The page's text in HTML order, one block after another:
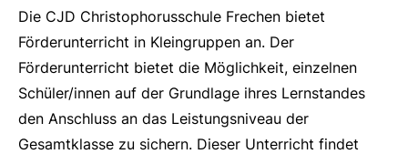
Die CJD Christophorusschule Frechen bietet
Förderunterricht in Kleingruppen an. Der
Förderunterricht bietet die Möglichkeit, einzelnen
Schüler/innen auf der Grundlage ihres Lernstandes
den Anschluss an das Leistungsniveau der
Gesamtklasse zu sichern. Dieser Unterricht findet